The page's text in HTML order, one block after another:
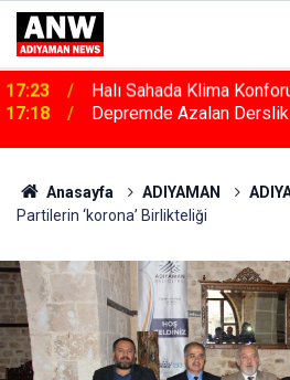
17:18 Depremde Azalan Derslik
Anasayfa ADIYAMAN
Partilerin ‘korona’ Birlikteliği